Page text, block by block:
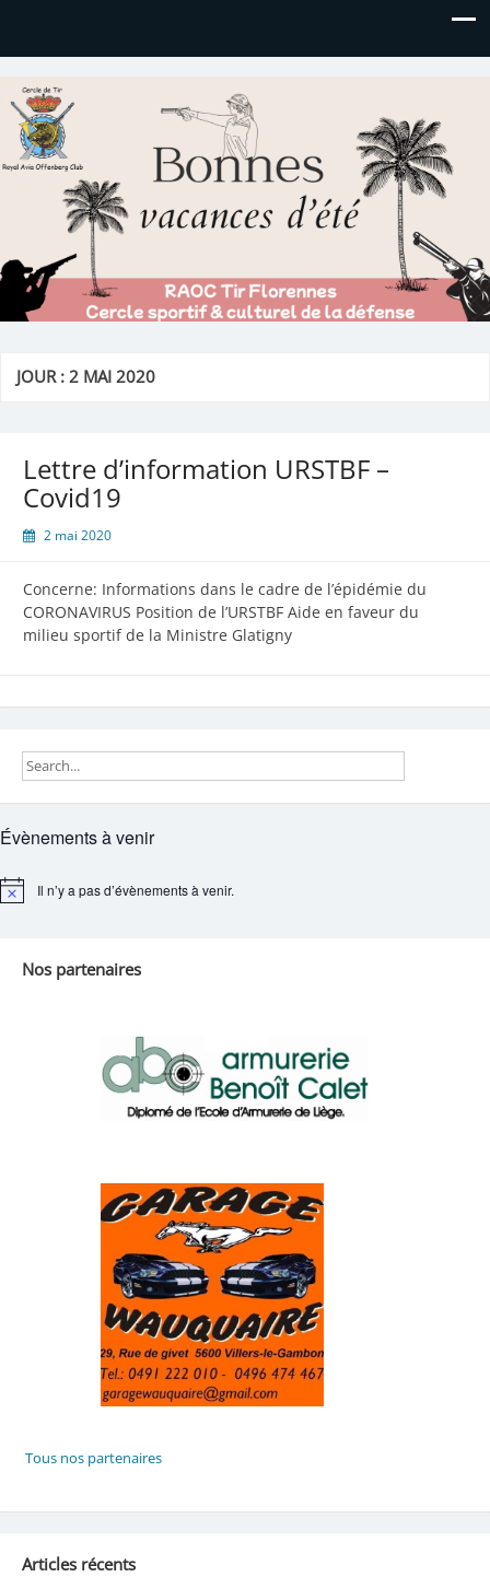
Royal AOC Florennes
Section TIR de l'AVIA
JOUR :2 MAI 2020
Lettre d’information URSTBF –
Covid19
2 mai 2020
Concerne: Informations dans le cadre de l’épidémie du
CORONAVIRUS Position de l’URSTBF Aide en faveur du
milieu sportif de la Ministre Glatigny
Évènements à venir
Notice Il n’y a pas d’évènements à venir.
Nos partenaires
Tous nos partenaires
Articles récents